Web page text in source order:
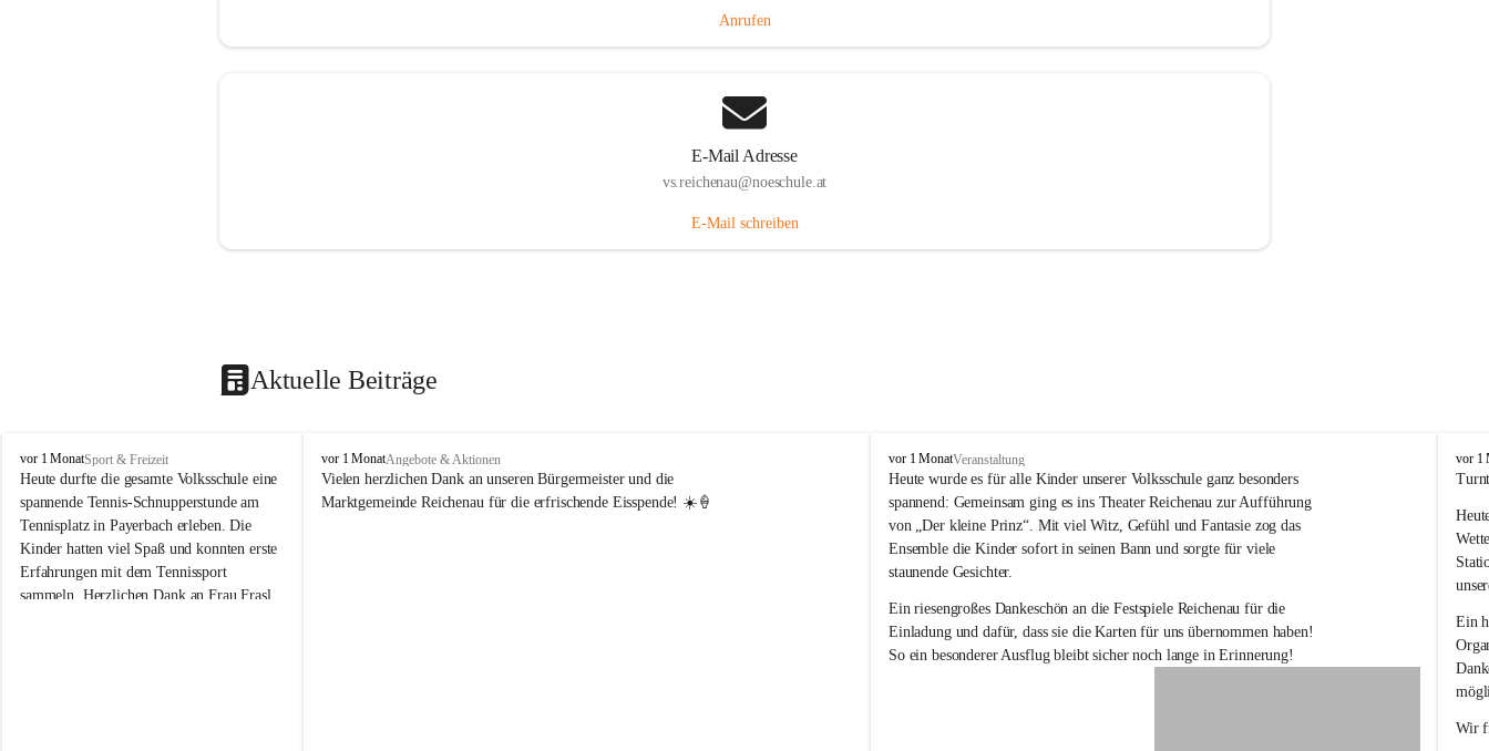
Anrufen
E-Mail Adresse
vs.reichenau@noeschule.at
E-Mail schreiben
Aktuelle Beiträge
V
o
l
k
s
s
c
h
vor 1 MonatSport & Freizeit
Heute durfte die gesamte Volksschule eine
spannende Tennis-Schnupperstunde am
Tennisplatz in Payerbach erleben. Die
Kinder hatten viel Spaß und konnten erste
Erfahrungen mit dem Tennissport
sammeln. Herzlichen Dank an Frau Frasl
V
o
l
vor 1 MonatAngebote & Aktionen
Vielen herzlichen Dank an unseren Bürgermeister und die
Marktgemeinde Reichenau für die erfrischende Eisspende! ☀️🍦
V
o
l
k
s
s
c
h
u
l
e
vor 1 MonatVeranstaltung
Heute wurde es für alle Kinder unserer Volksschule ganz besonders
spannend: Gemeinsam ging es ins Theater Reichenau zur Aufführung
von „Der kleine Prinz“. Mit viel Witz, Gefühl und Fantasie zog das
Ensemble die Kinder sofort in seinen Bann und sorgte für viele
staunende Gesichter.
Ein riesengroßes Dankeschön an die Festspiele Reichenau für die
Einladung und dafür, dass sie die Karten für uns übernommen haben!
So ein besonderer Ausflug bleibt sicher noch lange in Erinnerung!
V
o
k
s
s
c
u
l
e
R
e
i
c
vor 1
Ein
Wir